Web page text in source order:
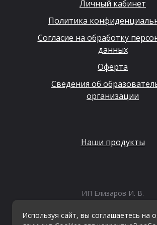
Личный кабинет
Политика
Согласие на обработку
данных
Оферта
Сведения об
организации
Наши продукты
ИП Елизаров И. В.
ОГРНИП:
Используя сайт, вы соглашаетесь на